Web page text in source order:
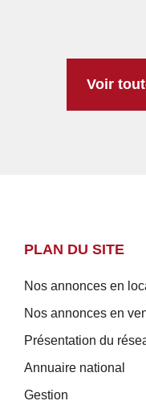
Voir
PLAN DU SITE
Nos annonces en
Nos annonces en
Présentation du
Annuaire national
Gestion